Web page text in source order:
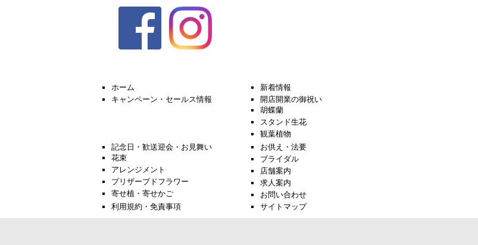
ホーム
新着情報
キャンペーン・セールス情報
開店開業の御祝い
胡蝶蘭
スタンド生花
観葉植物
記念日・歓送迎会・お見舞い
花束
アレンジメント
プリザーブドフラワー
寄せ植・寄せかご
お供え・法要
ブライダル
店舗案内
求人案内
お問い合わせ
利用規約・免責事項
サイトマップ